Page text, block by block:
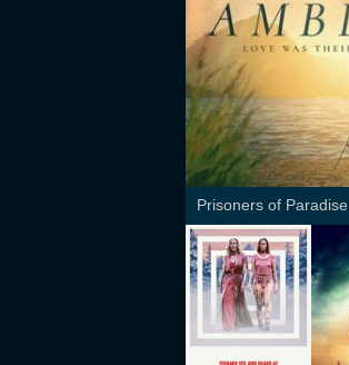
Prisoners of Paradise